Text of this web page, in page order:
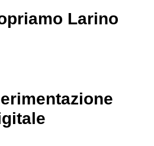
Larino